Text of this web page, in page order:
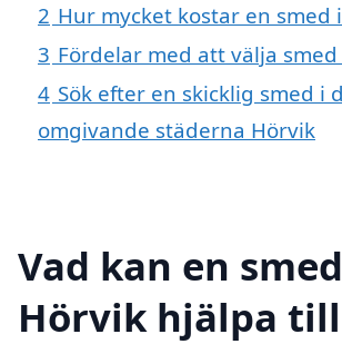
2 Hur mycket kostar en smed
3 Fördelar med att välja
4 Sök efter en skicklig smed i
omgivande städerna Hörvik
Vad kan en
Hörvik hjälpa